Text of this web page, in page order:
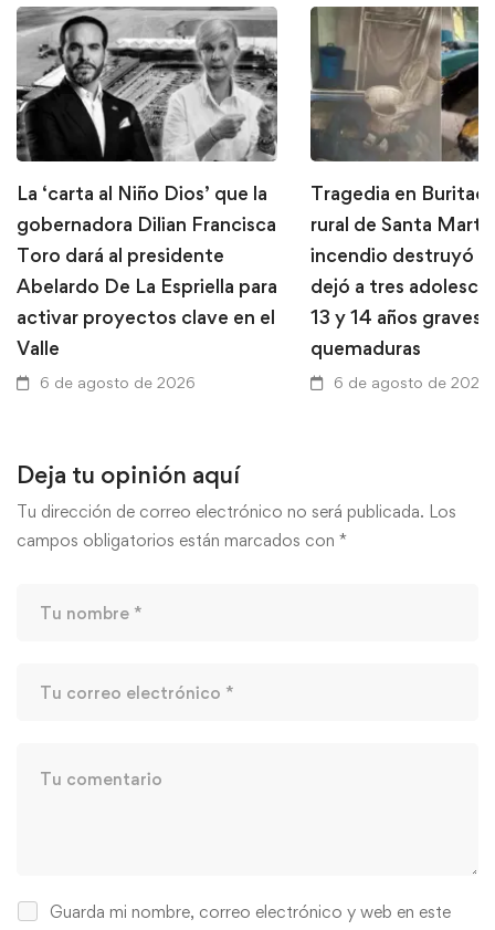
La ‘carta al Niño Dios’ que la
gobernadora Dilian Francisca
Toro dará al presidente
Abelardo De La Espriella para
activar proyectos clave en el
Valle
6 de agosto de 2026
Tragedia en
rural de Santa
incendio destruyó
dejó a tres
13 y 14 años graves
quemaduras
6 de agosto de 2026
Deja tu opinión aquí
Tu dirección de correo electrónico no será publicada. Los
campos obligatorios están marcados con *
Guarda mi nombre, correo electrónico y web en este